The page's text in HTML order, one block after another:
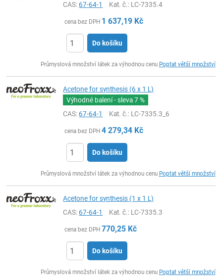
CAS:67-64-1 Kat. č.: LC-7335.4
cena bez DPH 1 637,19 Kč
Do košíku
Průmyslová množství látek za výhodnou cenu Poptat větší množství
Acetone for synthesis (6 x 1 L)
Výhodné balení - sleva7 %
CAS:67-64-1 Kat. č.: LC-7335.3_6
cena bez DPH 4 279,34 Kč
Do košíku
Průmyslová množství látek za výhodnou cenu Poptat větší množství
Acetone for synthesis (1 x 1 L)
CAS:67-64-1 Kat. č.: LC-7335.3
cena bez DPH 770,25 Kč
Do košíku
Průmyslová množství látek za výhodnou cenu Poptat větší množství